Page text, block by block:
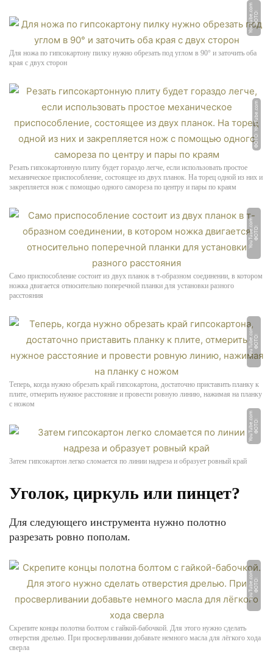
Ф
О
Т
О:
Y
o
u
T
u
b
e.
c
o
m
Для ножа по гипсокартону пилку нужно обрезать под углом в 90° и заточить оба
края с двух сторон
ФОТО: YouTube.com
Резать гипсокартонную плиту будет гораздо легче, если использовать простое
механическое приспособление, состоящее из двух планок. На торец одной из них и
закрепляется нож с помощью одного самореза по центру и пары по краям
Ф
О
Т
О:
Y
o
u
T
u
b
e.
c
o
m
Само приспособление состоит из двух планок в т-образном соединении, в котором
ножка двигается относительно поперечной планки для установки разного
расстояния
Ф
О
Т
О:
Y
o
u
T
u
b
e.
c
o
m
Теперь, когда нужно обрезать край гипсокартона, достаточно приставить планку к
плите, отмерить нужное расстояние и провести ровную линию, нажимая на планку
с ножом
Ф
О
Т
О:
Y
o
u
T
u
b
e.
c
o
m
Затем гипсокартон легко сломается по линии надреза и образует ровный край
Уголок, циркуль или пинцет?
Для следующего инструмента нужно полотно
разрезать ровно пополам.
Ф
О
Т
О:
Y
o
u
T
u
b
e.
c
o
m
Скрепите концы полотна болтом с гайкой-бабочкой. Для этого нужно сделать
отверстия дрелью. При просверливании добавьте немного масла для лёгкого хода
сверла